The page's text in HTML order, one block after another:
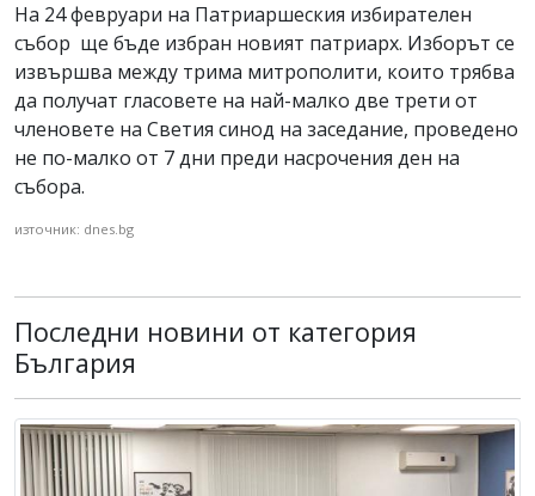
На 24 февруари на Патриаршеския избирателен
събор ще бъде избран новият патриарх. Изборът се
извършва между трима митрополити, които трябва
да получат гласовете на най-малко две трети от
членовете на Светия синод на заседание, проведено
не по-малко от 7 дни преди насрочения ден на
събора.
източник: dnes.bg
Последни новини от категория
България